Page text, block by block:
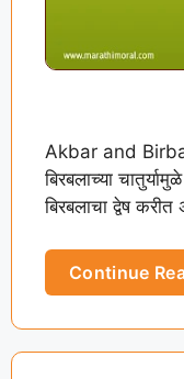
Akbar and
बिरबलाच्या
बिरबलाचा द्वेष
Continue